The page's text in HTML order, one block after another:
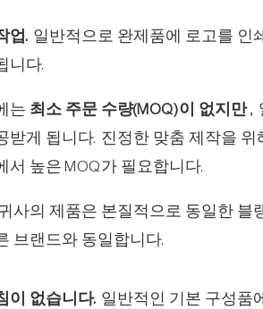
업. 일반적으로 완제품에 로고를 인
니다.
는 최소 주문 수량(MOQ)이 없지만,
받게 됩니다. 진정한 맞춤 제작을 위
서 높은 MOQ가 필요합니다.
사의 제품은 본질적으로 동일한 블
브랜드와 동일합니다.
이 없습니다. 일반적인 기본 구성품